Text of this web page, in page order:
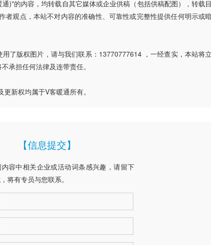
)"的内容，均转载自其它媒体或企业供稿（包括供稿配图），转载
者观点，本站不对内容的准确性、可靠性或完整性提供任何明示或
了版权图片，请与我们联系：13770777614 ，一经查实，本站将
承担任何法律及连带责任。
新权均属于V客暖通所有。